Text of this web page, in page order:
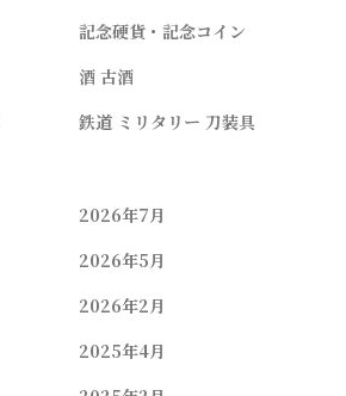
記念硬貨・記念コイン
酒 古酒
鉄道 ミリタリー 刀装具
2026年7月
2026年5月
2026年2月
2025年4月